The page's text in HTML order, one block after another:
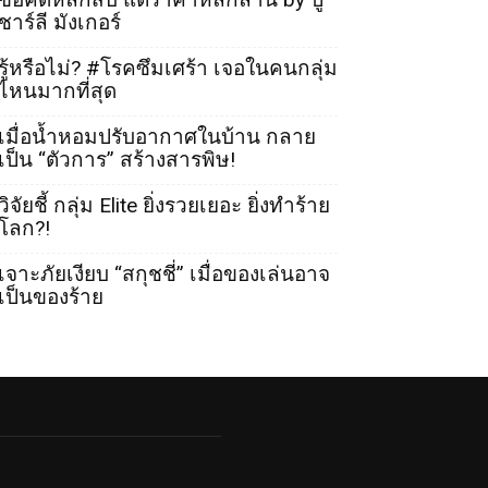
าร์ลี มังเกอร์
หรือไม่? #โรคซึมเศร้า เจอในคนกลุ่ม
หนมากที่สุด
มื่อน้ำหอมปรับอากาศในบ้าน กลาย
ป็น “ตัวการ” สร้างสารพิษ!
จัยชี้ กลุ่ม Elite ยิ่งรวยเยอะ ยิ่งทำร้าย
ลก?!
จาะภัยเงียบ “สกุชชี่” เมื่อของเล่นอาจ
ป็นของร้าย